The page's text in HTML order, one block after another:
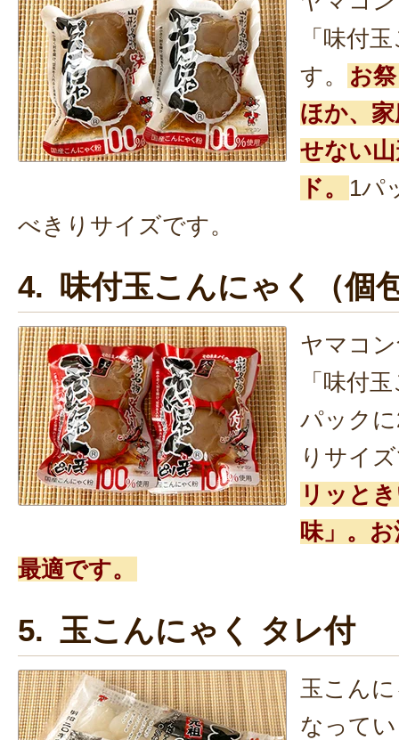
「味付
す。
お
ほか、
せない
ド。
1パ
べきりサイズです。
4. 味付玉こんにゃく（個
ヤマコ
「味付
パック
りサイ
リッと
味」。
最適です。
5. 玉こんにゃく タレ付
玉こん
なって